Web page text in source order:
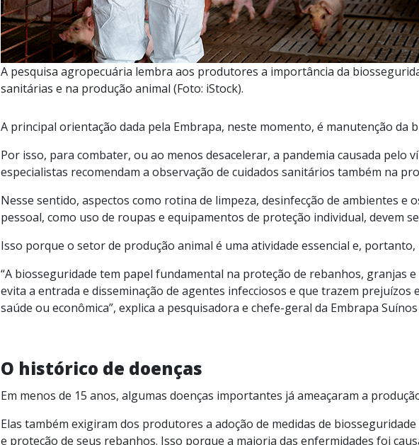
A pesquisa agropecuária lembra aos produtores a importância da
sanitárias e na produção animal (Foto: iStock).
A principal orientação dada pela Embrapa, neste momento, é manutenção da
Por isso, para combater, ou ao menos desacelerar, a pandemia causada pelo
especialistas recomendam a observação de cuidados sanitários também na
Nesse sentido, aspectos como rotina de limpeza, desinfecção de ambientes e
pessoal, como uso de roupas e equipamentos de proteção individual, devem
Isso porque o setor de produção animal é uma atividade essencial e,
“A biosseguridade tem papel fundamental na proteção de rebanhos, granjas
evita a entrada e disseminação de agentes infecciosos e que trazem prejuízos
saúde ou econômica”, explica a pesquisadora e chefe-geral da Embrapa Suínos
O histórico de doenças
Em menos de 15 anos, algumas doenças importantes já ameaçaram a
Elas também exigiram dos produtores a adoção de medidas de
e proteção de seus rebanhos. Isso porque a maioria das enfermidades foi